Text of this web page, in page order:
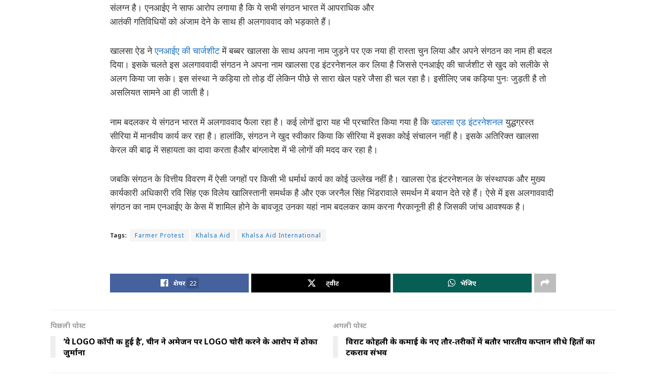
संलग्न है। एनआईए ने साफ आरोप लगाया है कि ये सभी संगठन भारत में आपराधिक और
आतंकी गतिविधियों को अंजाम देने के साथ ही अलगाववाद को भड़काते हैं।
खालसा ऐड नेएनआईए की चार्जशीटमें बब्बर खालसा के साथ अपना नाम जुड़ने पर एक नया ही रास्ता चुन लिया और अपने संगठन का नाम ही बदल
दिया। इसके चलते इस अलगाववादी संगठन ने अपना नाम खालसा एड इंटरनेशनल कर लिया है जिससे एनआईए की चार्जशीट से खुद को सलीके से
अलग किया जा सके। इस संस्था ने कड़िया तो तोड़ दीं लेकिन पीछे से सारा खेल पहरे जैसा ही चल रहा है। इसीलिए जब कड़िया पुनः जुड़ती है तो
असलियत सामने आ ही जाती है।
नाम बदलकर ये संगठन भारत में अलगाववाद फैला रहा है। कई लोगों द्वारा यह भी प्रचारित किया गया है किखालसा एड इंटरनेशनलयुद्धग्रस्त
सीरिया में मानवीय कार्य कर रहा है। हालांकि, संगठन ने खुद स्वीकार किया कि सीरिया में इसका कोई संचालन नहीं है। इसके अतिरिक्त खालसा
केरल की बाढ़ में सहायता का दावा करता हैऔर बांग्लादेश में भी लोगों की मदद कर रहा है।
जबकि संगठन के वित्तीय विवरण में ऐसी जगहों पर किसी भी धर्मार्थ कार्य का कोई उल्लेख नहीं है। खालसा ऐड इंटरनेशनल के संस्थापक और मुख्य
कार्यकारी अधिकारी रवि सिंह एक विलेय खालिस्तानी समर्थक है और एक जरनैल सिंह भिंडरावाले समर्थन में बयान देते रहे हैं। ऐसे में इस अलगाववादी
संगठन का नाम एनआईए के केस में शामिल होने के बावजूद उनका यहां नाम बदलकर काम करना गैरकानूनी ही है जिसकी जांच आवश्यक है।
Tags: Farmer Protest Khalsa Aid Khalsa Aid International
शेयर 22 ट्वीट भेजिए
पिछली पोस्ट
‘ये LOGO कॉपी की हुई है’, चीन ने अमेजन पर LOGO चोरी करने के आरोप में ठोका
जुर्माना
अगली पोस्ट
विराट कोहली के कमाई के नए तौर-तरीकों में बतौर भारतीय कप्तान सीधे हितों का
टकराव संभव